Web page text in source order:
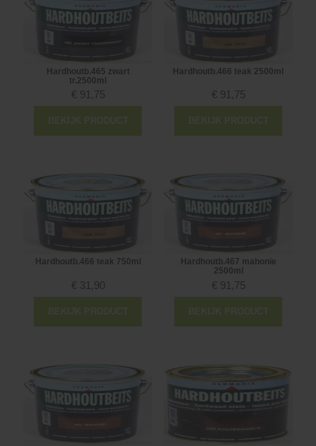
Hardhoutb.465 zwart
tr.2500ml
€ 91,75
BEKIJK PRODUCT
Hardhoutb.466 teak 2500ml
€ 91,75
BEKIJK PRODUCT
Hardhoutb.466 teak 750ml
€ 31,90
BEKIJK PRODUCT
Hardhoutb.467 mahonie
2500ml
€ 91,75
BEKIJK PRODUCT